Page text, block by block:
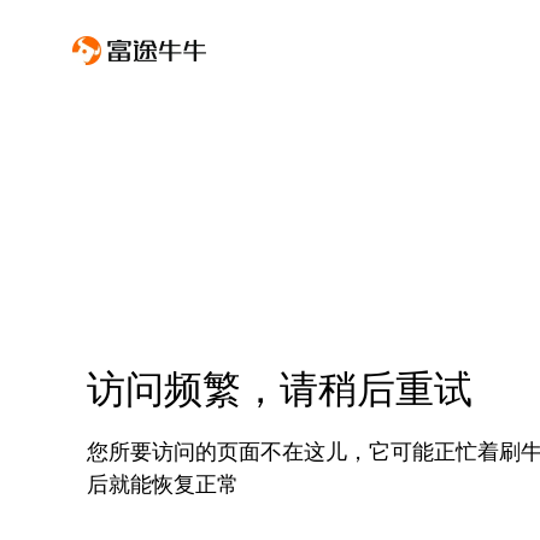
访问频繁，请稍后重试
您所要访问的页面不在这儿，它可能正忙着刷
后就能恢复正常